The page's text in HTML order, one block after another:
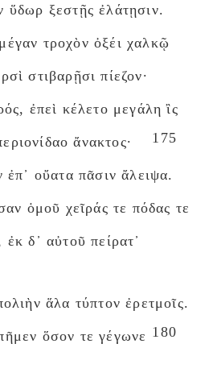
ὕδωρ ξεστῇς ἐλάτῃσιν.
τροχὸν ὀξέι χαλκῷ
στιβαρῇσι πίεζον·
ἐπεὶ κέλετο μεγάλη ἲς
175
ἄνακτος·
ἐπ᾽ οὔατα πᾶσιν ἄλειψα.
ὁμοῦ χεῖράς τε πόδας τε
δ᾽ αὐτοῦ πείρατ᾽
ἅλα τύπτον ἐρετμοῖς.
180
ὅσον τε γέγωνε